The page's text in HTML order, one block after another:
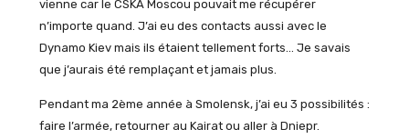
vienne car le CSKA Moscou pouvait me récupérer
n’importe quand. J’ai eu des contacts aussi avec le
Dynamo Kiev mais ils étaient tellement forts… Je savais
que j’aurais été remplaçant et jamais plus.
Pendant ma 2ème année à Smolensk, j’ai eu 3 possibilités :
faire l’armée, retourner au Kairat ou aller à Dniepr.